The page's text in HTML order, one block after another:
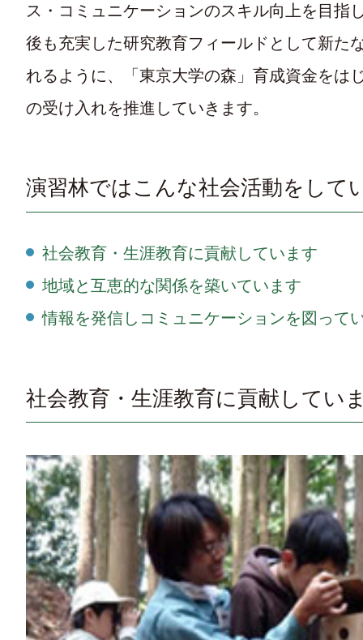
ス・コミュニケーションのスキル向上を目指
後も充実した研究教育フィールドとして新た
れるように、「東京大学の森」育成資金をは
の受け入れを推進していきます。
演習林ではこんな社会活動をして
社会教育・生涯教育に貢献しています
地域と互恵的な関係を築いています
情報を発信しコミュニケーションを図って
社会教育・生涯教育に貢献してい